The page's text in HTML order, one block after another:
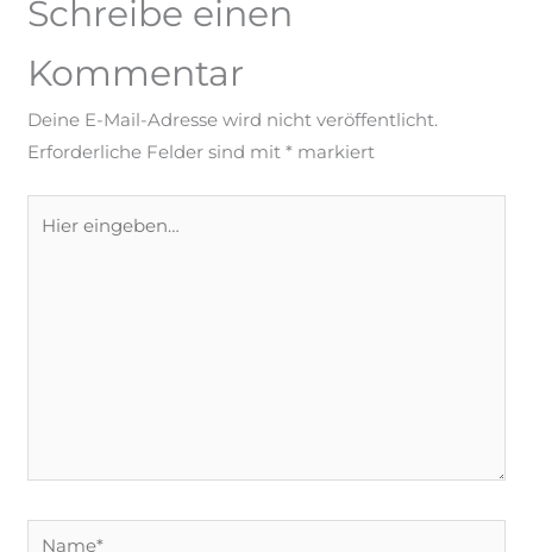
Schreibe einen
Kommentar
Deine E-Mail-Adresse wird nicht veröffentlicht.
Erforderliche Felder sind mit* markiert
eingeben…
Name*